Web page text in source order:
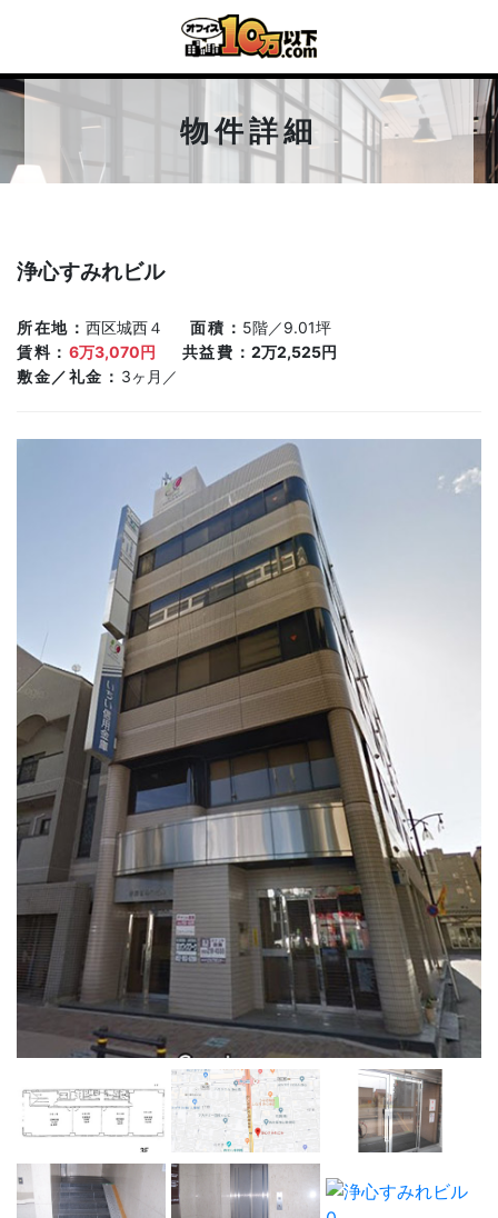
物件詳細
浄心すみれビル
所在地 西区城西４ 面積
5階／9.01坪
賃料
6万3,070円 共益費
2万2,525円
敷金／礼金
3ヶ月／